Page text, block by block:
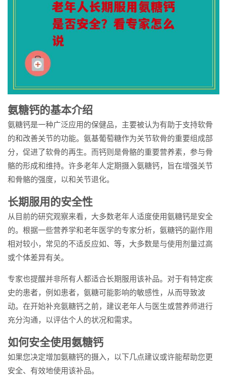
氨糖钙的基本介绍
氨糖钙是一种广泛应用的保健品，主要被认为有助于支持软骨
的和改善关节的功能。氨基葡萄糖作为关节软骨的重要组成部
分，促进了软骨的再生。而钙则是骨骼的重要营养素，参与骨
骼的形成和维持。许多老年人定期摄入氨糖钙，旨在增强关节
和骨骼的强度，以和关节退化。
长期服用的安全性
从目前的研究观察来看，大多数老年人适度使用氨糖钙是安全
的。根据一些营养学和老年医学的专家分析，氨糖钙的副作用
相对较小，常见的不适反应如、等，大多数是与使用剂量过高
或个体差异有关。
专家也提醒并非所有人都适合长期服用该补品。对于有特定疾
史的患者，例如患者，氨糖可能影响的敏感性，从而导致波
动。在开始补充氨糖钙之前，建议老年人与医生或营养师进行
充分沟通，以评估个人的状况和需求。
如何安全使用氨糖钙
如果您决定增加氨糖钙的摄入，以下几点建议或许能帮助您更
安全、有效地使用该补品。